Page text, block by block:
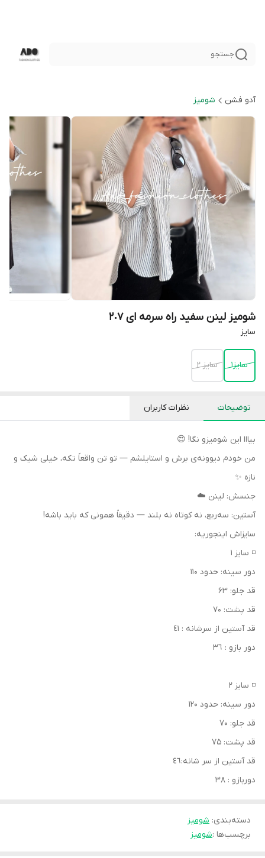
جستجو
آدو فشن شوميز
شومیز لینن سفید راه سرمه ای ٢٠٧
سايز
سايز١ سايز ٢
توضیحات نظرات کاربران
بیااا این شومیزو نگا! 😍
من خودم دیوونه‌ی برش و استایلشم — تو تن واقعاً تکه، خیلی شیک و
نازه ✨
جنسش: لینن ☁️
آستین: سه‌ربع، نه کوتاه نه بلند — دقیقاً همونی که باید باشه!
سایزاش اینجوریه:
◽ سایز ۱
دور سینه: حدود ۱۱۰
قد جلو: ۶۳
قد پشت: ۷۰
قد آستين از سرشانه : ٤١
دور بازو : ٣٦
◽ سایز ۲
دور سینه: حدود ۱۲۰
قد جلو: ۷۰
قد پشت: ۷۵
قد آستين از سر شانه:٤٦
دوربازو : ٣٨
دسته‌بندی: شوميز
برچسب‌ها :شومیز